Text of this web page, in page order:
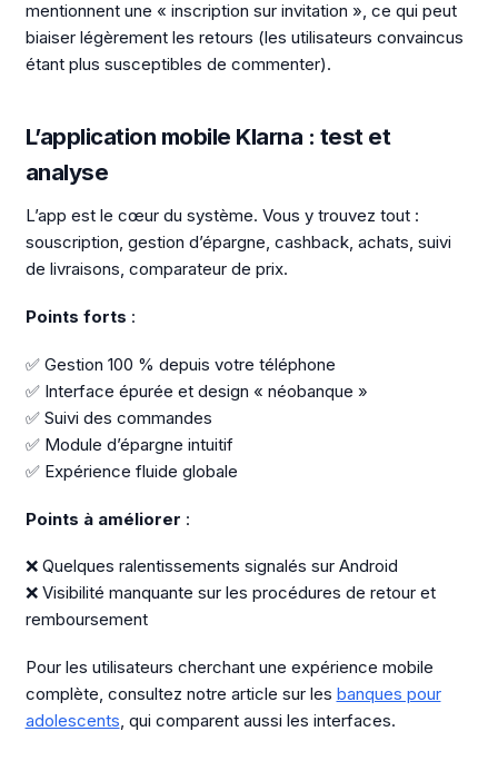
mentionnent une « inscription sur invitation », ce qui peut
biaiser légèrement les retours (les utilisateurs convaincus
étant plus susceptibles de commenter).
L’application mobile Klarna : test et
analyse
L’app est le cœur du système. Vous y trouvez tout :
souscription, gestion d’épargne, cashback, achats, suivi
de livraisons, comparateur de prix.
Points forts :
✅ Gestion 100 % depuis votre téléphone
✅ Interface épurée et design « néobanque »
✅ Suivi des commandes
✅ Module d’épargne intuitif
✅ Expérience fluide globale
Points à améliorer :
❌ Quelques ralentissements signalés sur Android
❌ Visibilité manquante sur les procédures de retour et
remboursement
Pour les utilisateurs cherchant une expérience mobile
complète, consultez notre article sur les banques pour
adolescents, qui comparent aussi les interfaces.